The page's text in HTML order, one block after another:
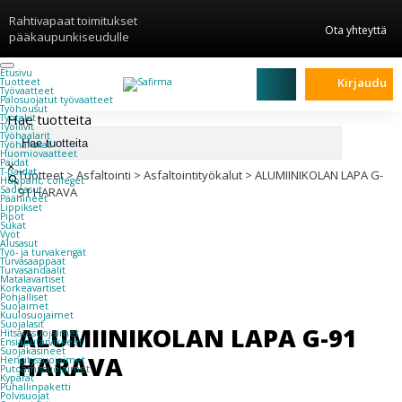
Rahtivapaat toimitukset
pääkaupunkiseudulle
Ota yhteyttä
Etusivu
Tuotteet
Työvaatteet
Palosuojatut työvaatteet
Työhousut
Työtakit
Työliivit
Työhaalarit
Työhanskat
Huomiovaatteet
Paidat
T-paidat
Hupparit, colleget
Sadeasut
Päähineet
Lippikset
Pipot
Sukat
Vyöt
Alusasut
Työ- ja turvakengät
Turvasaappaat
Turvasandaalit
Matalavartiset
Korkeavartiset
Pohjalliset
Suojaimet
Kuulosuojaimet
Suojalasit
Hitsaussuojaimet
Ensiaputarvikkeet
Suojakäsineet
Hengityssuojaimet
Putoamissuojaimet
Kypärät
Puhallinpaketti
Polvisuojat
Kirjaudu
Hae tuotteita
×
Tuotteet>Asfaltointi > Asfaltointityökalut > ALUMIINIKOLAN LAPA G-
91 HARAVA
ALUMIINIKOLAN LAPA G-91
HARAVA